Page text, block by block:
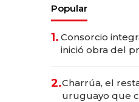
Popular
1. Consorcio
inició obra del
millones
2.Charrúa, el
uruguayo que